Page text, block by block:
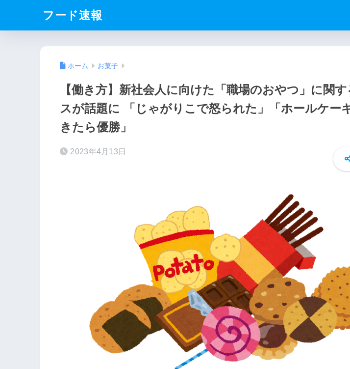
フード速報
ホーム お菓子
【働き方】新社会人に向けた「職場のおやつ」に関
スが話題に 「じゃがりこで怒られた」「ホールケー
きたら優勝」
2023年4月13日